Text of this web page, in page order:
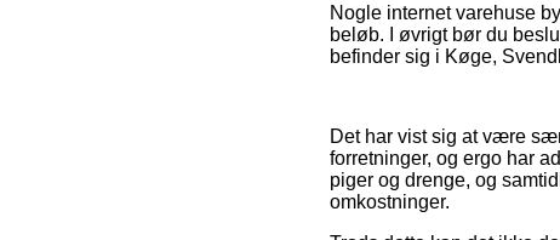
Nogle internet varehuse
beløb. I øvrigt bør du
befinder sig i Køge,
Det har vist sig at være
forretninger, og ergo har
piger og drenge, og
omkostninger.